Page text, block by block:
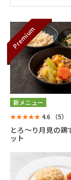
Premium
新メニュー
★★★★★4.6 （5）
とろ～り月見の鶏
ット